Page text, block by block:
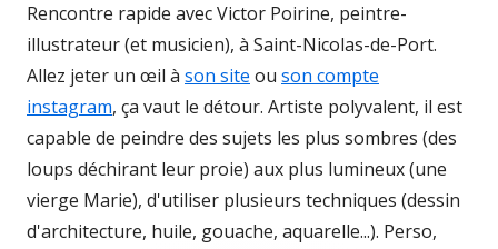
Rencontre rapide avec Victor Poirine, peintre-
illustrateur (et musicien), à Saint-Nicolas-de-Port.
Allez jeter un œil à son site ou son compte
instagram, ça vaut le détour. Artiste polyvalent, il est
capable de peindre des sujets les plus sombres (des
loups déchirant leur proie) aux plus lumineux (une
vierge Marie), d'utiliser plusieurs techniques (dessin
d'architecture, huile, gouache, aquarelle...). Perso,